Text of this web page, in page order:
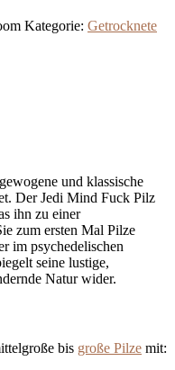
Kategorie: Getrocknete
und klassische
Der Jedi Mind Fuck Pilz
ihn zu einer
zum ersten Mal Pilze
im psychedelischen
seine lustige,
Natur wider.
bis große Pilze mit: